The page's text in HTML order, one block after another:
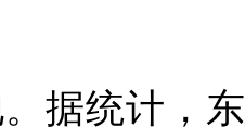
据统计，东